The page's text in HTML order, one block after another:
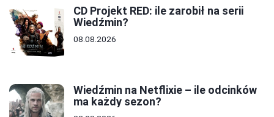
CD Projekt RED: ile zarobił na serii
Wiedźmin?
08.08.2026
Wiedźmin na Netflixie – ile odcinków
ma każdy sezon?